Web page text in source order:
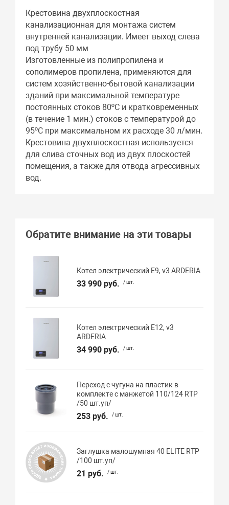
Крестовина двухплоскостная
канализационная для монтажа систем
внутренней канализации. Имеет выход слева
под трубу 50 мм
Изготовленные из полипропилена и
сополимеров пропилена, применяются для
систем хозяйственно-бытовой канализации
зданий при максимальной температуре
постоянных стоков 80ºС и кратковременных
(в течение 1 мин.) стоков с температурой до
95ºС при максимальном их расходе 30 л/мин.
Крестовина двухплоскостная используется
для слива сточных вод из двух плоскостей
помещения, а также для отвода агрессивных
вод.
Обратите внимание на эти товары
Котел электрический E9, v3 ARDERIA
33 990 руб. / шт.
Котел электрический E12, v3
ARDERIA
34 990 руб. / шт.
Переход с чугуна на пластик в
комплекте с манжетой 110/124 RTP
/50 шт.уп/
253 руб. / шт.
Заглушка малошумная 40 ELITE RTP
/100 шт.уп/
21 руб. / шт.